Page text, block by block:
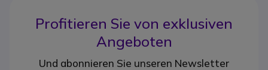
Profitieren Sie von exklusiven
Angeboten
Und abonnieren Sie unseren Newsletter